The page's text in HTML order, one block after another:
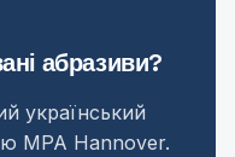
абразиви?
український
MPA Hannover.